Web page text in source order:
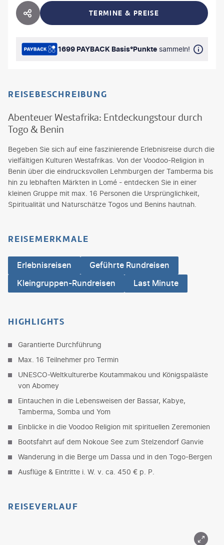
HOTEL TEILEN TERMINE & PREISE
1699 PAYBACK Basis°Punkte sammeln!
REISEBESCHREIBUNG
Abenteuer Westafrika: Entdeckungstour durch
Togo & Benin
Begeben Sie sich auf eine faszinierende Erlebnisreise durch die
vielfältigen Kulturen Westafrikas. Von der Voodoo-Religion in
Benin über die eindrucksvollen Lehmburgen der Tamberma bis
hin zu lebhaften Märkten in Lomé - entdecken Sie in einer
kleinen Gruppe mit max. 16 Personen die Ursprünglichkeit,
Spiritualität und Naturschätze Togos und Benins hautnah.
REISEMERKMALE
Erlebnisreisen
Geführte Rundreisen
Kleingruppen-Rundreisen
Last Minute
HIGHLIGHTS
Garantierte Durchführung
Max. 16 Teilnehmer pro Termin
UNESCO-Weltkulturerbe Koutammakou und Königspaläste
von Abomey
Eintauchen in die Lebensweisen der Bassar, Kabye,
Tamberma, Somba und Yom
Einblicke in die Voodoo Religion mit spirituellen Zeremonien
Bootsfahrt auf dem Nokoue See zum Stelzendorf Ganvie
Wanderung in die Berge um Dassa und in den Togo-Bergen
Ausflüge & Eintritte i. W. v. ca. 450 € p. P.
REISEVERLAUF